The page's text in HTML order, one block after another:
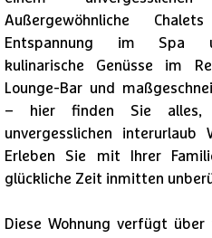
Außergewöhnliche
Entspannung im Spa
kulinarische Genüsse im
Lounge-Bar und
– hier finden Sie
unvergesslichen interurlaub
Erleben Sie mit Ihrer
glückliche Zeit inmitten
Diese Wohnung verfügt